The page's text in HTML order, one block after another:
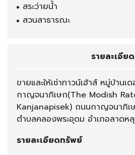
สระว่ายน้ำ
สวนสาธารณะ
รายละเอียด
ขายและให้เช่าทาวน์เฮ้าส์ หมู่บ้าน
กาญจนาภิเษก(The Modish
Kanjanapisek) ถนนกาญจนาภิเ
ตำบลคลองพระอุดม อำเภอลาดห
รายละเอียดทรัพย์